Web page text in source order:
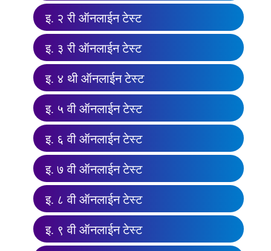
इ. २ री ऑनलाईन टेस्ट
इ. ३ री ऑनलाईन टेस्ट
इ. ४ थी ऑनलाईन टेस्ट
इ. ५ वी ऑनलाईन टेस्ट
इ. ६ वी ऑनलाईन टेस्ट
इ. ७ वी ऑनलाईन टेस्ट
इ. ८ वी ऑनलाईन टेस्ट
इ. ९ वी ऑनलाईन टेस्ट